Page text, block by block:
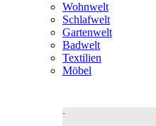
Wohnwelt
Schlafwelt
Gartenwelt
Badwelt
Textilien
Möbel